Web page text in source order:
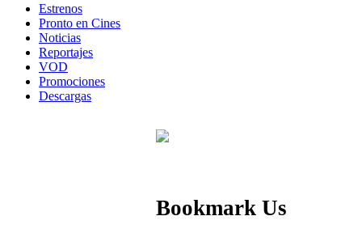
Estrenos
Pronto en Cines
Noticias
Reportajes
VOD
Promociones
Descargas
Bookmark Us